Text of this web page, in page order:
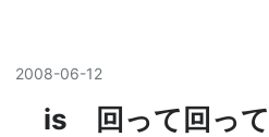
2008-06-12
is 回って回って